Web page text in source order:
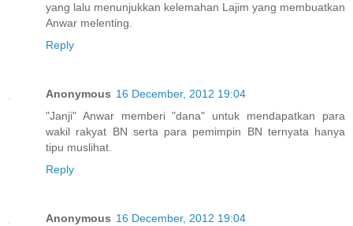
yang lalu menunjukkan kelemahan Lajim yang membuatkan
Anwar melenting.
Reply
Anonymous 16 December, 2012 19:04
"Janji" Anwar memberi "dana" untuk mendapatkan para
wakil rakyat BN serta para pemimpin BN ternyata hanya
tipu muslihat.
Reply
Anonymous 16 December, 2012 19:04